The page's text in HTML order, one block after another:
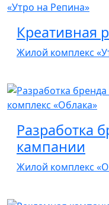
Креативная
Жилой комплекс
Разработка
кампании
Жилой комплекс